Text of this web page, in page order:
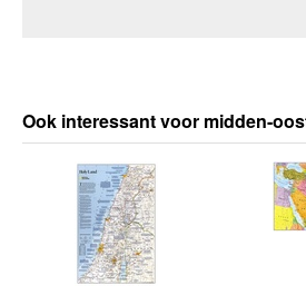
Ook interessant voor midden-